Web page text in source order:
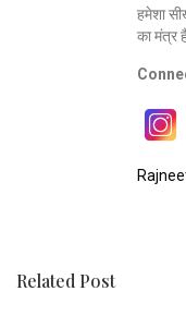
हमेशा
का मंत्र
Related Post